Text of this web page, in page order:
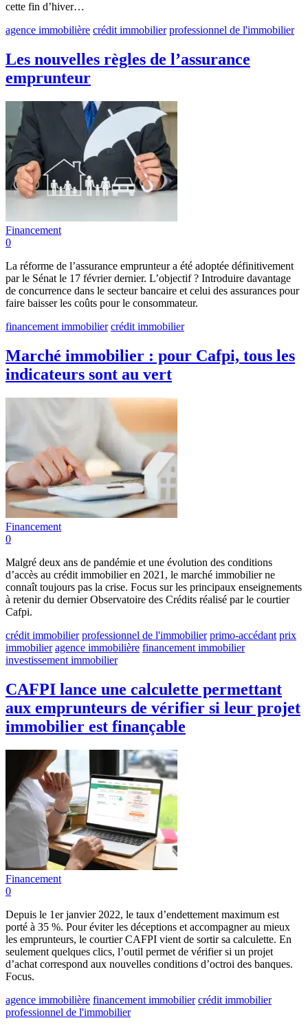
cette fin d’hiver…
agence immobilière crédit immobilier professionnel de l'immobilier
Les nouvelles règles de l’assurance
emprunteur
Financement
0
La réforme de l’assurance emprunteur a été adoptée définitivement
par le Sénat le 17 février dernier. L’objectif ? Introduire davantage
de concurrence dans le secteur bancaire et celui des assurances pour
faire baisser les coûts pour le consommateur.
financement immobilier crédit immobilier
Marché immobilier : pour Cafpi, tous les
indicateurs sont au vert
Financement
0
Malgré deux ans de pandémie et une évolution des conditions
d’accès au crédit immobilier en 2021, le marché immobilier ne
connaît toujours pas la crise. Focus sur les principaux enseignements
à retenir du dernier Observatoire des Crédits réalisé par le courtier
Cafpi.
crédit immobilier professionnel de l'immobilier primo-accédant prix
immobilier agence immobilière financement immobilier
investissement immobilier
CAFPI lance une calculette permettant
aux emprunteurs de vérifier si leur projet
immobilier est finançable
Financement
0
Depuis le 1er janvier 2022, le taux d’endettement maximum est
porté à 35 %. Pour éviter les déceptions et accompagner au mieux
les emprunteurs, le courtier CAFPI vient de sortir sa calculette. En
seulement quelques clics, l’outil permet de vérifier si un projet
d’achat correspond aux nouvelles conditions d’octroi des banques.
Focus.
agence immobilière financement immobilier crédit immobilier
professionnel de l'immobilier